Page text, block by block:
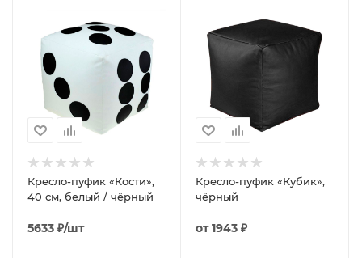
Кресло-пуфик «Кости»,
40 см, белый / чёрный
5633 ₽/шт
Кресло-пуфик «Кубик»,
чёрный
от1943 ₽